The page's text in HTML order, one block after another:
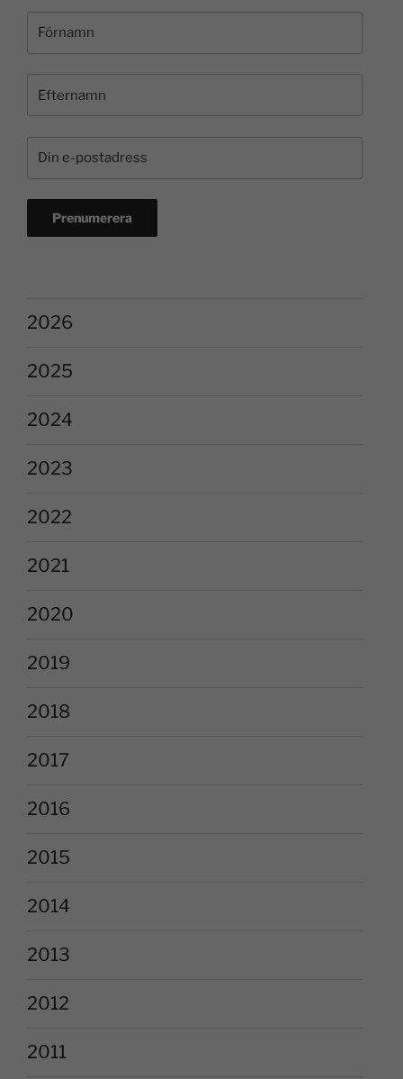
2026
2025
2024
2023
2022
2021
2020
2019
2018
2017
2016
2015
2014
2013
2012
2011